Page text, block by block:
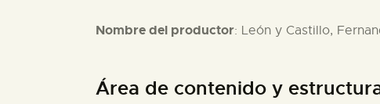
Nombre del productor: León y Castillo,
Área de contenido y